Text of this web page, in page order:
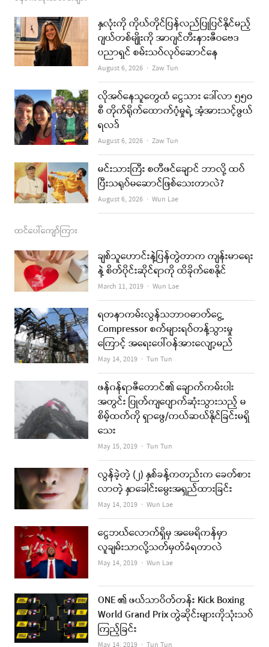
e
b
o
k
t
a
g
a
m
t
u
b
e
i
l
နှလုံးကို ကိုယ်တိုင်ပြန်လည်ပြုပြင်နိုင်မည့်
ဂျယ်တစ်မျိုးကို အာဂျင်တီးနားဇီဝဗေဒ
ပညာရှင် စမ်းသပ်လုပ်ဆောင်နေ
August 6, 2026 Author
Zaw Tun
လိုအပ်နေသူတွေထံ ငွေသား ဒေါ်လာ ၅၅၀
စီ တိုက်ရိုက်ထောက်ပံ့မှုရဲ့ အံ့အားသင့်ဖွယ်
ရလဒ်
August 6, 2026 Author
Zaw Tun
မင်းသားကြီး စတီဖင်ချောင် ဘာလို့ ထပ်
ပြီးသရုပ်မဆောင်ဖြစ်သေးတာလဲ?
August 6, 2026 Author
Wun Lae
ထင်ပေါ်ကျော်ကြား
ချစ်သူဟောင်းနဲ့ပြန်တွဲတာက ကျန်းမာရေး
နဲ့ စိတ်ပိုင်းဆိုင်ရာကို ထိခိုက်စေနိုင်
March 11, 2019 Author
Wun Lae
ရတနာကမ်းလွန်သဘာဝဓာတ်ငွေ့
Compressor စက်များရပ်တန့်သွားမှု
ကြောင့် အရေးပေါ်ဝန်အားလျော့မည်
May 14, 2019 Author
Tun Tun
ဖန်ဂန်ရာဇီတောင်၏ ချောက်ကမ်းပါး
အတွင်း ပြုတ်ကျပျောက်ဆုံးသွားသည့် မ
စိမ့်ထက်ကို ရှာဖွေ/ကယ်ဆယ်နိုင်ခြင်းမရှိ
သေး
May 15, 2019 Author
Tun Tun
လွန်ခဲ့တဲ့ (၂) နှစ်ခန့်ကတည်းက ခေတ်စား
လာတဲ့ နှာခေါင်းမွေးအရှည်ထားခြင်း
May 14, 2019 Author
Wun Lae
ငွေဘယ်လောက်ရှိမှ အမေရိကန်မှာ
လူချမ်းသာလို့သတ်မှတ်ခံရတာလဲ
May 14, 2019 Author
Wun Lae
ONE ၏ ဖယ်သာဝိတ်တန်း Kick Boxing
World Grand Prix တွဲဆိုင်းများကိုသုံးသပ်
ကြည့်ခြင်း